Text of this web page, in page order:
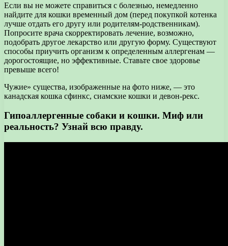
Если вы не можете справиться с болезнью, немедленно
найдите для кошки временный дом (перед покупкой котенка
лучше отдать его другу или родителям-родственникам).
Попросите врача скорректировать лечение, возможно,
подобрать другое лекарство или другую форму. Существуют
способы приучить организм к определенным аллергенам —
дорогостоящие, но эффективные. Ставьте свое здоровье
превыше всего!
Чужие» существа, изображенные на фото ниже, — это
канадская кошка сфинкс, сиамские кошки и девон-рекс.
Гипоаллергенные собаки и кошки. Миф или
реальность? Узнай всю правду.